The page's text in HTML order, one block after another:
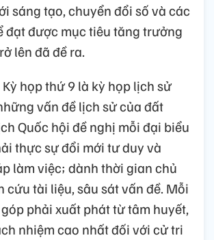
sáng tạo, chuyển đổi số và các
đạt được mục tiêu tăng trưởng
lên đã đề ra.
họp thứ 9 là kỳ họp lịch sử
vấn đề lịch sử của đất
Quốc hội đề nghị mỗi đại biểu
thực sự đổi mới tư duy và
làm việc; dành thời gian chủ
cứu tài liệu, sâu sát vấn đề. Mỗi
phải xuất phát từ tâm huyết,
nhiệm cao nhất đối với cử tri